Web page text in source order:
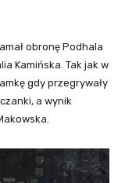
obronę Podhala
Kamińska. Tak jak w
gdy przegrywały
a wynik